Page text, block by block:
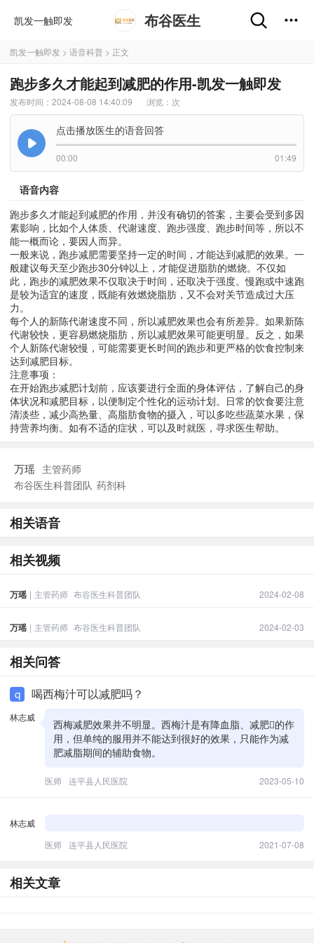
凯发一触即发 布谷医生
凯发一触即发 > 语音科普 > 正文
跑步多久才能起到减肥的作用-凯发一触即发
发布时间：2024-08-08 14:40:09 浏览： 次
点击播放医生的语音回答
00:00 01:49
语音内容
跑步多久才能起到减肥的作用，并没有确切的答案，主要会受到多因
素影响，比如个人体质、代谢速度、跑步强度、跑步时间等，所以不
能一概而论，要因人而异。
一般来说，跑步减肥需要坚持一定的时间，才能达到减肥的效果。一
般建议每天至少跑步30分钟以上，才能促进脂肪的燃烧。不仅如
此，跑步的减肥效果不仅取决于时间，还取决于强度。慢跑或中速跑
是较为适宜的速度，既能有效燃烧脂肪，又不会对关节造成过大压
力。
每个人的新陈代谢速度不同，所以减肥效果也会有所差异。如果新陈
代谢较快，更容易燃烧脂肪，所以减肥效果可能更明显。反之，如果
个人新陈代谢较慢，可能需要更长时间的跑步和更严格的饮食控制来
达到减肥目标。
注意事项：
在开始跑步减肥计划前，应该要进行全面的身体评估，了解自己的身
体状况和减肥目标，以便制定个性化的运动计划。日常的饮食要注意
清淡些，减少高热量、高脂肪食物的摄入，可以多吃些蔬菜水果，保
持营养均衡。如有不适的症状，可以及时就医，寻求医生帮助。
万瑶 主管药师
布谷医生科普团队 药剂科
相关语音
相关视频
万瑶 | 主管药师 布谷医生科普团队 2024-02-08
万瑶 | 主管药师 布谷医生科普团队 2024-02-03
相关问答
q 喝西梅汁可以减肥吗？
林志威
西梅减肥效果并不明显。西梅汁是有降血脂、减肥的作
用，但单纯的服用并不能达到很好的效果，只能作为减
肥减脂期间的辅助食物。
医师 连平县人民医院 2023-05-10
林志威
医师 连平县人民医院 2021-07-08
相关文章